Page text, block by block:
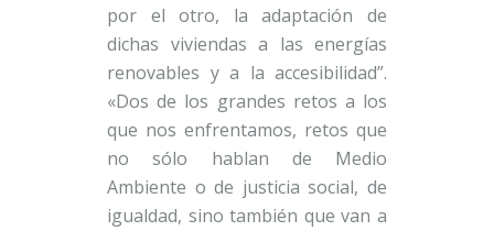
por el otro, la adaptación de
dichas viviendas a las energías
renovables y a la accesibilidad”.
«Dos de los grandes retos a los
que nos enfrentamos, retos que
no sólo hablan de Medio
Ambiente o de justicia social, de
igualdad, sino también que van a